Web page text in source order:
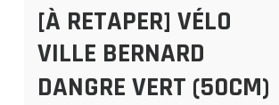
[À RETAPER] VÉLO
VILLE BERNARD
DANGRE VERT (50CM)